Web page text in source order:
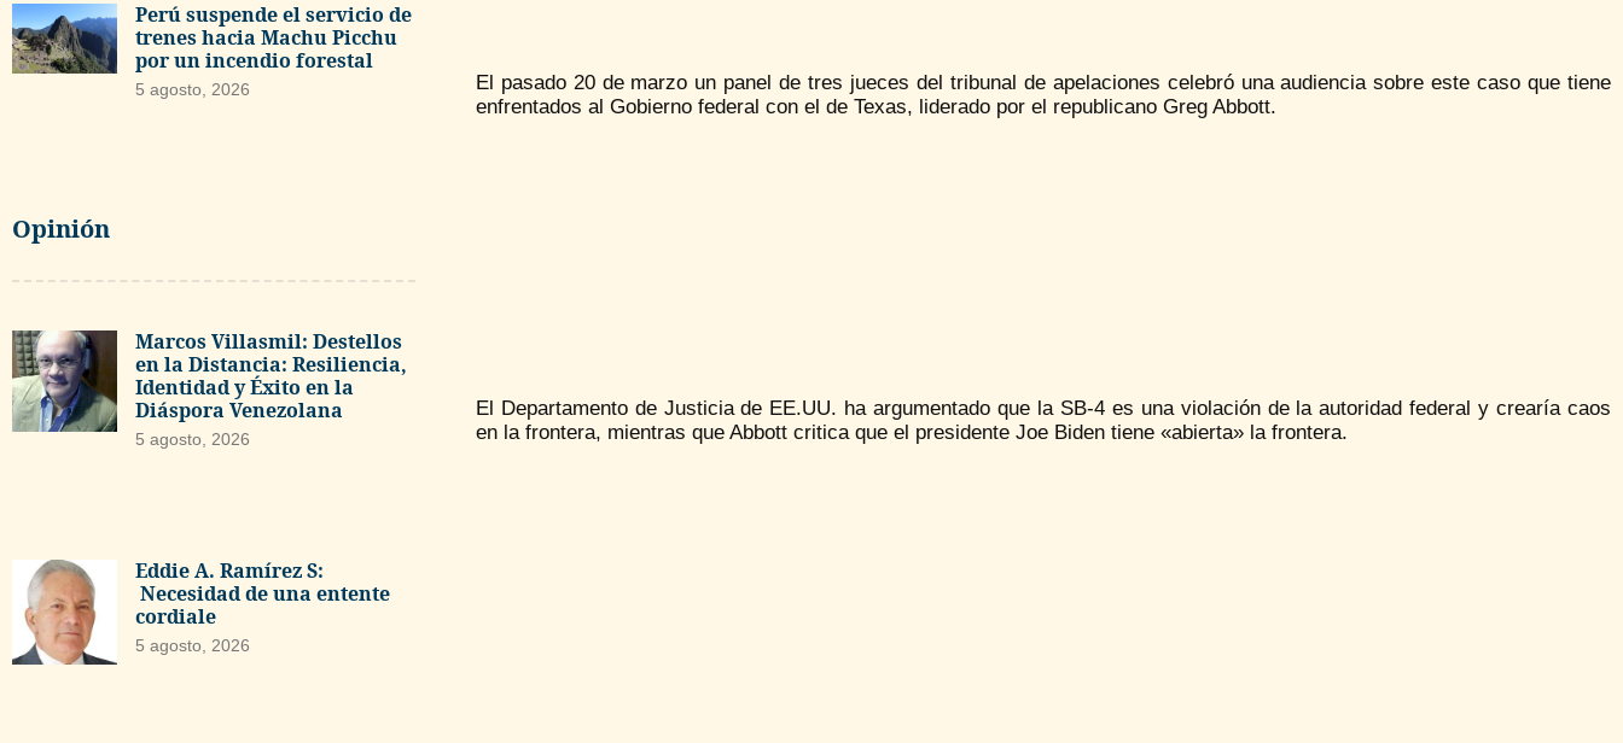
Perú suspende el servicio de
trenes hacia Machu Picchu
por un incendio forestal
5 agosto, 2026
Opinión
Marcos Villasmil: Destellos
en la Distancia: Resiliencia,
Identidad y Éxito en la
Diáspora Venezolana
5 agosto, 2026
Eddie A. Ramírez S:
Necesidad de una entente
cordiale
5 agosto, 2026
El pasado 20 de marzo un panel de tres jueces del tribunal de apelaciones celebró una audiencia sobre este caso que tiene
enfrentados al Gobierno federal con el de Texas, liderado por el republicano Greg Abbott.
El Departamento de Justicia de EE.UU. ha argumentado que la SB-4 es una violación de la autoridad federal y crearía caos
en la frontera, mientras que Abbott critica que el presidente Joe Biden tiene «abierta» la frontera.